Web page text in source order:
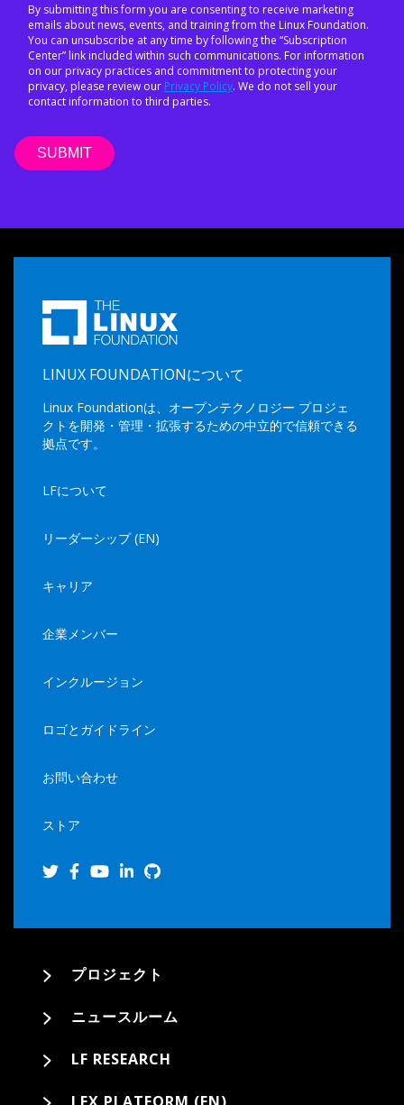
By submitting this form you are consenting to receive marketing
emails about news, events, and training from the Linux Foundation.
You can unsubscribe at any time by following the “Subscription
Center” link included within such communications. For information
on our privacy practices and commitment to protecting your
privacy, please review our Privacy Policy. We do not sell your
contact information to third parties.
LINUX FOUNDATIONについて
Linux Foundationは、オープンテクノロジー プロジェ
クトを開発・管理・拡張するための中立的で信頼できる
拠点です。
LFについて
リーダーシップ (EN)
キャリア
企業メンバー
インクルージョン
ロゴとガイドライン
お問い合わせ
ストア
プロジェクト
ニュースルーム
LF RESEARCH